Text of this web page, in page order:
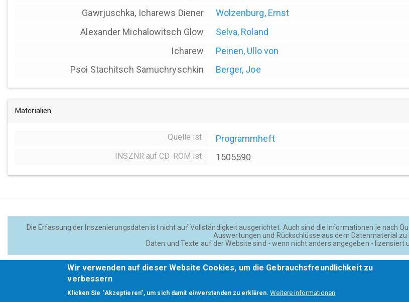
Gawrjuschka, Icharews Diener
Wolzenburg, Ernst
Alexander Michalowitsch Glow
Selva, Roland
Icharew
Peinen, Ullo von
Psoi Stachitsch Samuchryschkin
Berger, Joe
Materialien
Quelle ist Programmheft
INSZNR auf CD-ROM ist 1505590
Die Erfassung der Inszenierungsdaten ist nicht auf Vollständigkeit ausgerichtet. Auch sind die Informationen je nach
Auswertungen und Rückschlüsse aus dem Datenmaterial zu
Daten und Texte auf der Website sind - wenn nicht anders angegeben - lizensiert
Footer
Wir verwenden auf dieser Website Cookies, um die Gebrauchsfreundlichkeit zu
verbessern
Klicken Sie "Akzeptieren", um sich damit einverstanden zu erklären. Weitere Informationen